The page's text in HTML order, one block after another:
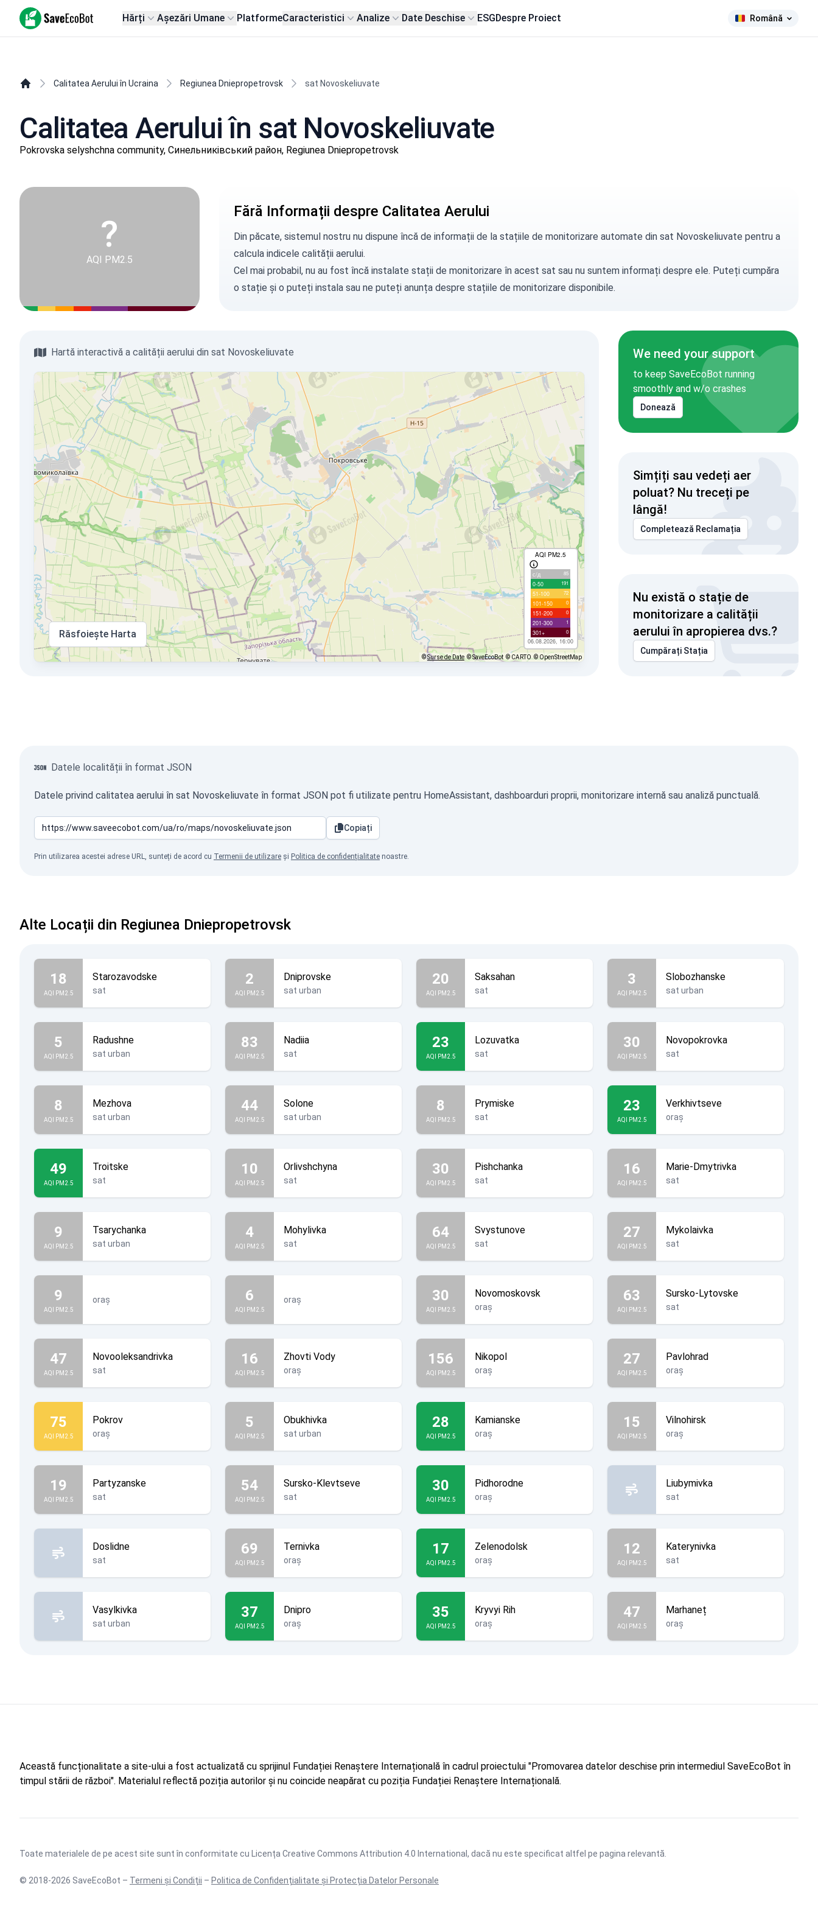
SaveEcoBot Hărți Așezări Umane PlatformeCaracteristici Analize Date Deschise ESGDespre Proiect Română
Calitatea Aerului în Ucraina Regiunea Dniepropetrovsk sat Novoskeliuvate
Calitatea Aerului în sat Novoskeliuvate
Pokrovska selyshchna community, Синельниківський район, Regiunea Dniepropetrovsk
?
AQI PM2.5
Fără Informații despre Calitatea Aerului
Din păcate, sistemul nostru nu dispune încă de informații de la stațiile de monitorizare automate din sat Novoskeliuvate pentru a
calcula indicele calității aerului.
Cel mai probabil, nu au fost încă instalate stații de monitorizare în acest sat sau nu suntem informați despre ele. Puteți cumpăra
o stație și o puteți instala sau ne puteți anunțadespre stațiile de monitorizare disponibile.
Hartă interactivă a calității aerului din sat Novoskeliuvate
AQI PM2.5
с/д 85
0-50 191
51-100 72
101-150 0
151-200 0
201-300 1
301+ 0
06.08.2026, 16:00
Răsfoiește Harta
©Surse de Date © SaveEcoBot © CARTO © OpenStreetMap
We need your support
to keep SaveEcoBot running
smoothly and w/o crashes
Donează
Simțiți sau vedeți aer
poluat? Nu treceți pe
lângă!
Completează Reclamația
Nu există o stație de
monitorizare a calității
aerului în apropierea dvs.?
Cumpărați Stația
Datele localității în format JSON
Datele privind calitatea aerului în sat Novoskeliuvate în format JSON pot fi utilizate pentru HomeAssistant, dashboarduri proprii, monitorizare internă sau analiză punctuală.
Copiați
Prin utilizarea acestei adrese URL, sunteți de acord cu Termenii de utilizare și Politica de confidențialitate noastre.
Alte Locații din Regiunea Dniepropetrovsk
18
AQI PM2.5
Starozavodske
sat
2
AQI PM2.5
Dniprovske
sat urban
20
AQI PM2.5
Saksahan
sat
3
AQI PM2.5
Slobozhanske
sat urban
5
AQI PM2.5
Radushne
sat urban
83
AQI PM2.5
Nadiia
sat
23
AQI PM2.5
Lozuvatka
sat
30
AQI PM2.5
Novopokrovka
sat
8
AQI PM2.5
Mezhova
sat urban
44
AQI PM2.5
Solone
sat urban
8
AQI PM2.5
Prymiske
sat
23
AQI PM2.5
Verkhivtseve
oraș
49
AQI PM2.5
Troitske
sat
10
AQI PM2.5
Orlivshchyna
sat
30
AQI PM2.5
Pishchanka
sat
16
AQI PM2.5
Marie-Dmytrivka
sat
9
AQI PM2.5
Tsarychanka
sat urban
4
AQI PM2.5
Mohylivka
sat
64
AQI PM2.5
Svystunove
sat
27
AQI PM2.5
Mykolaivka
sat
9
AQI PM2.5
oraș 6
AQI PM2.5
oraș 30
AQI PM2.5
Novomoskovsk
oraș
63
AQI PM2.5
Sursko-Lytovske
sat
47
AQI PM2.5
Novooleksandrivka
sat
16
AQI PM2.5
Zhovti Vody
oraș
156
AQI PM2.5
Nikopol
oraș
27
AQI PM2.5
Pavlohrad
oraș
75
AQI PM2.5
Pokrov
oraș
5
AQI PM2.5
Obukhivka
sat urban
28
AQI PM2.5
Kamianske
oraș
15
AQI PM2.5
Vilnohirsk
oraș
19
AQI PM2.5
Partyzanske
sat
54
AQI PM2.5
Sursko-Klevtseve
sat
30
AQI PM2.5
Pidhorodne
oraș
Liubymivka
sat
Doslidne
sat
69
AQI PM2.5
Ternivka
oraș
17
AQI PM2.5
Zelenodolsk
oraș
12
AQI PM2.5
Katerynivka
sat
Vasylkivka
sat urban
37
AQI PM2.5
Dnipro
oraș
35
AQI PM2.5
Kryvyi Rih
oraș
47
AQI PM2.5
Marhaneț
oraș
Această funcționalitate a site-ului a fost actualizată cu sprijinul Fundației Renaștere Internațională în cadrul proiectului "Promovarea datelor deschise prin intermediul SaveEcoBot în
timpul stării de război". Materialul reflectă poziția autorilor și nu coincide neapărat cu poziția Fundației Renaștere Internațională.
Toate materialele de pe acest site sunt în conformitate cu Licența Creative Commons Attribution 4.0 International , dacă nu este specificat altfel pe pagina relevantă.
© 2018-2026 SaveEcoBot – Termeni și Condiții – Politica de Confidențialitate și Protecția Datelor Personale